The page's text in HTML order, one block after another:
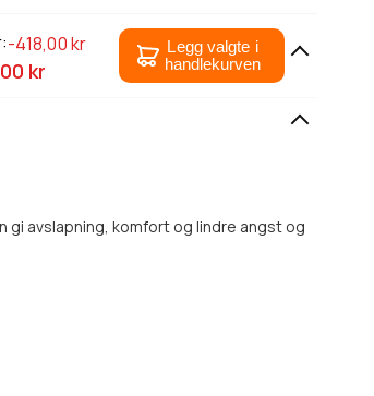
Legg valgte i
handlekurven
-418,00 kr
kr
gi avslapning, komfort og lindre angst og